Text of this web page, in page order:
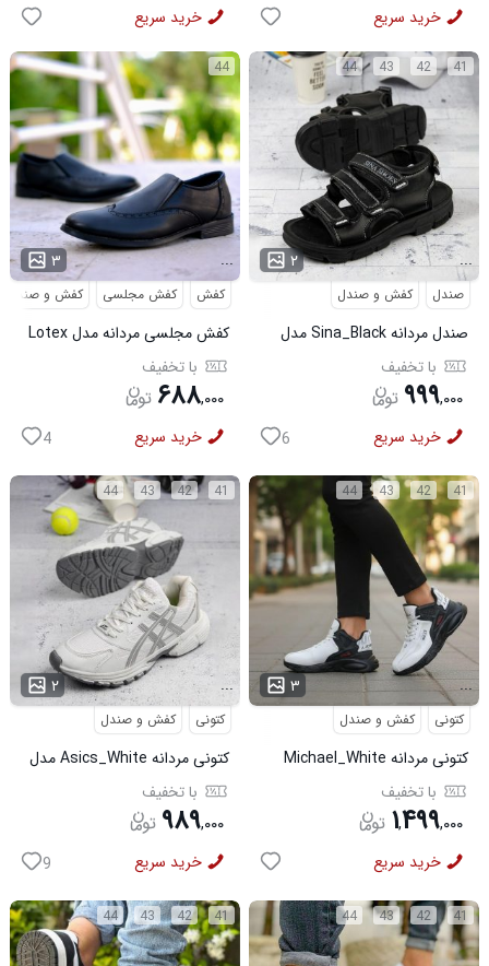
خرید سریع خرید سریع
44
۳ ...
کفش کفش مجلسی کفش و صندل
کفش مجلسی مردانه مدل Lotex
کد6330
با تخفیف
۶۸۸,۰۰۰
خرید سریع 4
41
42
43
44
۲ ...
صندل کفش و صندل
صندل مردانه Sina_Black مدل
3973با تخفیف
۹۹۹,۰۰۰
خرید سریع 6
41
42
43
44
۲ ...
کتونی کفش و صندل
کتونی مردانه Asics_White مدل
3975با تخفیف
۹۸۹,۰۰۰
خرید سریع 9
41
42
43
44
۳ ...
کتونی کفش و صندل
کتونی مردانه Michael_White
مدل 3844 با تخفیف
۱,۴۹۹,۰۰۰
خرید سریع
41
42
43
44 41
42
43
44